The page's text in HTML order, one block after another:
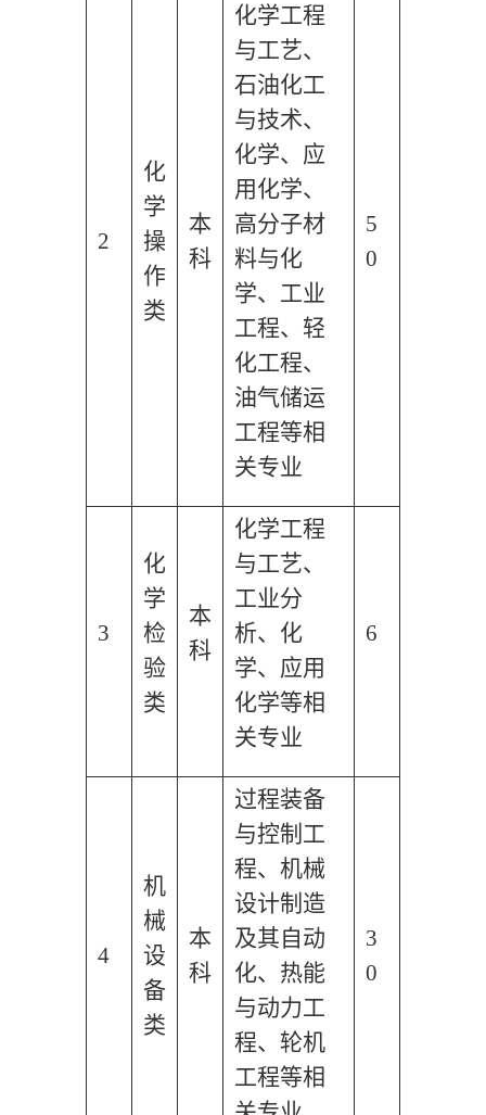
2
化
学
操
作
类
本
科
化学工程
与工艺、
石油化工
与技术、
化学、应
用化学、
高分子材
料与化
学、工业
工程、轻
化工程、
油气储运
工程等相
关专业
5
0
3
化
学
检
验
类
本
科
化学工程
与工艺、
工业分
析、化
学、应用
化学等相
关专业
6
4
机
械
设
备
类
本
科
过程装备
与控制工
程、机械
设计制造
及其自动
化、热能
与动力工
程、轮机
工程等相
3
0